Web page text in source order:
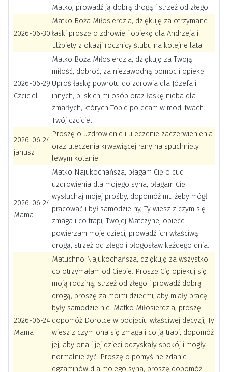
Matko, prowadź ją dobrą drogą i strzeż od złego.
2026-06-30
Matko Boża Miłosierdzia, dziękuję za otrzymane
łaski proszę o zdrowie i opiekę dla Andrzeja i
Elżbiety z okazji rocznicy ślubu na kolejne lata.
2026-06-29
Czciciel
Matko Boża Miłosierdzia, dziękuję za Twoją
miłość, dobroć, za niezawodną pomoc i opiekę.
Uproś łaskę powrotu do zdrowia dla Józefa i
innych, bliskich mi osób oraz łaskę nieba dla
zmarłych, których Tobie polecam w modlitwach.
Twój czciciel
2026-06-24
janusz
Proszę o uzdrowienie i uleczenie zaczerwienienia
oraz uleczenia krwawiącej rany na spuchnięty
lewym kolanie.
2026-06-24
Mama
Matko Najukochańsza, błagam Cię o cud
uzdrowienia dla mojego syna, błagam Cię
wysłuchaj mojej prośby, dopomóż mu żeby mógł
pracować i był samodzielny, Ty wiesz z czym się
zmaga i co trapi, Twojej Matczynej opiece
powierzam moje dzieci, prowadź ich właściwą
drogą, strzeż od złego i błogosław każdego dnia.
2026-06-24
Mama
Matuchno Najukochańsza, dziękuję za wszystko
co otrzymałam od Ciebie. Proszę Cię opiekuj się
moją rodziną, strzeż od złego i prowadź dobrą
drogą, proszę za moimi dziećmi, aby miały pracę i
były samodzielnie. Matko Miłosierdzia, proszę
dopomóż Dorotce w podjęciu właściwej decyzji, Ty
wiesz z czym ona się zmaga i co ją trapi, dopomóż
jej, aby ona i jej dzieci odzyskały spokój i mogły
normalnie żyć. Proszę o pomyślne zdanie
egzaminów dla mojego syna, proszę dopomóż